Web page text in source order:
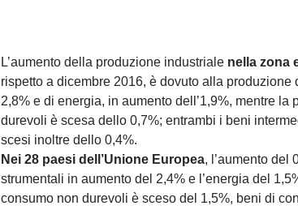
L’aumento della produzione industriale nella zona
rispetto a dicembre 2016, è dovuto alla produzione
2,8% e di energia, in aumento dell’1,9%, mentre
durevoli è scesa dello 0,7%; entrambi i beni
scesi inoltre dello 0,4%.
Nei 28 paesi dell’Unione Europea, l’aumento del
strumentali in aumento del 2,4% e l’energia del
consumo non durevoli è sceso del 1,5%, beni di